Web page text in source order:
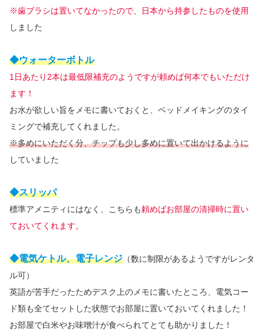
※歯ブラシは置いてなかったので、日本から持参したものを使用
しました
◆ウォーターボトル
1日あたり2本は最低限補充のようですが頼めば何本でもいただけ
ます！
お水が欲しい旨をメモに書いておくと、ベッドメイキングのタイ
ミングで補充してくれました。
※多めにいただく分、チップも少し多めに置いて出かけるように
していました
◆スリッパ
標準アメニティにはなく、こちらも頼めばお部屋の清掃時に置い
ておいてくれます。
◆電気ケトル、電子レンジ （数に制限があるようですがレンタ
ル可）
英語が苦手だったためデスク上のメモに書いたところ、電気コー
ド類も全てセットした状態でお部屋に置いておいてくれました！
お部屋で白米やお味噌汁が食べられてとても助かりました！